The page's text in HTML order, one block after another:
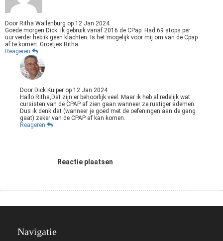
Door Ritha Wallenburg op 12 Jan 2024
Goede morgen Dick. Ik gebruik vanaf 2016 de CPap. Had 69 stops per
uur.verder heb ik geen klachten. Is het mogelijk voor mij om van de Cpap
af te komen. Groetjes Ritha.
Reageren
Door Dick Kuiper op 12 Jan 2024
Hallo Ritha,Dat zijn er behoorlijk veel. Maar ik heb al redelijk wat
cursisten van de CPAP af zien gaan wanneer ze rustiger ademen.
Dus ik denk dat (wanneer je goed met de oefeningen aan de gang
gaat) zeker van de CPAP af kan komen.
Reageren
Reactie plaatsen
Navigatie